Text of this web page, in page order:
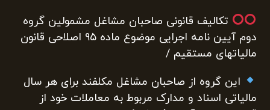
تکالیف قانونی صاحبان مشاغل مشمولین گروه
دوم آیین نامه اجرایی موضوع ماده ۹۵ اصلاحی قانون
مالیاتهای مستقیم /
این گروه از صاحبان مشاغل مکلفند برای هر سال
مالیاتی اسناد و مدارک مربوط به معاملات خود از